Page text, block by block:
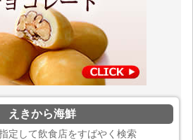
えきから海鮮
定して飲食店をすばやく検索